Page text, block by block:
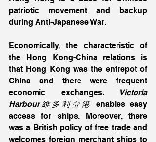
patriotic movement and backup
during Anti-Japanese War.
Economically, the characteristic of
the Hong Kong-China relations is
that Hong Kong was the entrepot of
China and there were frequent
economic exchanges. Victoria
Harbour維多利亞港
enables easy
access for ships. Moreover, there
was a British policy of free trade and
welcomes foreign merchant ships to